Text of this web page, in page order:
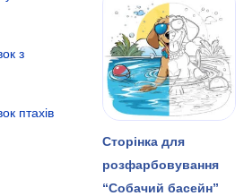
з
птахів
Сторінка для
розфарбовування
“Собачий басейн”